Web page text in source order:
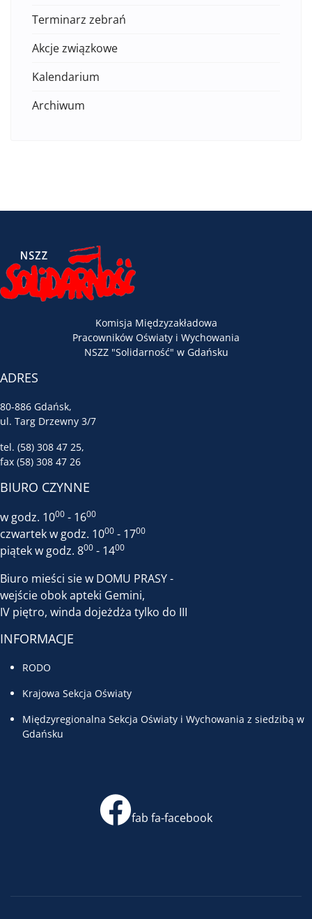
Terminarz zebrań
Akcje związkowe
Kalendarium
Archiwum
Komisja Międzyzakładowa
Pracowników Oświaty i Wychowania
NSZZ "Solidarność" w Gdańsku
ADRES
80-886 Gdańsk,
ul. Targ Drzewny 3/7
tel. (58) 308 47 25,
fax (58) 308 47 26
BIURO CZYNNE
w godz. 1000 - 1600
czwartek w godz. 1000 - 1700
piątek w godz. 800 - 1400
Biuro mieści sie w DOMU PRASY -
wejście obok apteki Gemini,
IV piętro, winda dojeżdża tylko do III
INFORMACJE
RODO
Krajowa Sekcja Oświaty
Międzyregionalna Sekcja Oświaty i Wychowania z siedzibą w
Gdańsku
fab fa-facebook